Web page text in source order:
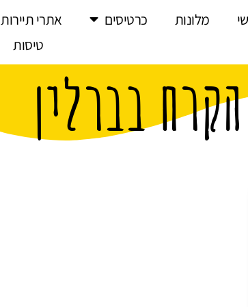
מלונות כרטיסים אתרי תיירות
טיסות
בברלין